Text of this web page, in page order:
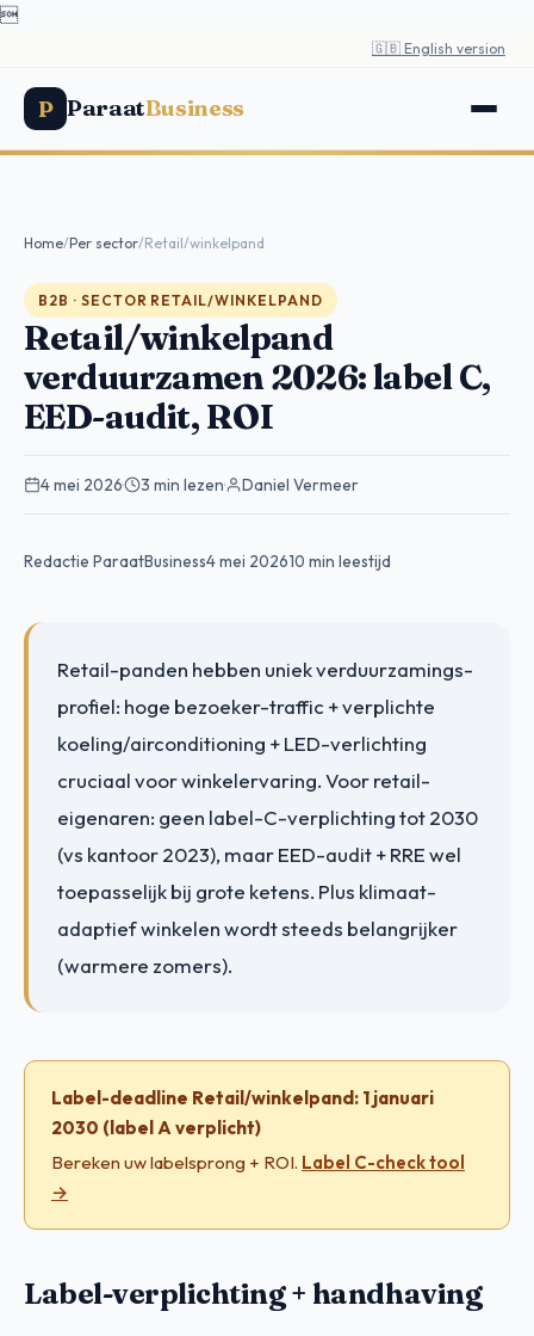

🇬🇧 English version
P ParaatBusiness
Home/Per sector/Retail/winkelpand
B2B · SECTOR RETAIL/WINKELPAND
Retail/winkelpand
verduurzamen 2026: label C,
EED-audit, ROI
4 mei 2026· 3 min lezen· Daniel Vermeer
Redactie ParaatBusiness4 mei 202610 min leestijd
Retail-panden hebben uniek verduurzamings-
profiel: hoge bezoeker-traffic + verplichte
koeling/airconditioning + LED-verlichting
cruciaal voor winkelervaring. Voor retail-
eigenaren: geen label-C-verplichting tot 2030
(vs kantoor 2023), maar EED-audit + RRE wel
toepasselijk bij grote ketens. Plus klimaat-
adaptief winkelen wordt steeds belangrijker
(warmere zomers).
Label-deadline Retail/winkelpand: 1 januari
2030 (label A verplicht)
Bereken uw labelsprong + ROI. Label C-check tool
→
Label-verplichting + handhaving